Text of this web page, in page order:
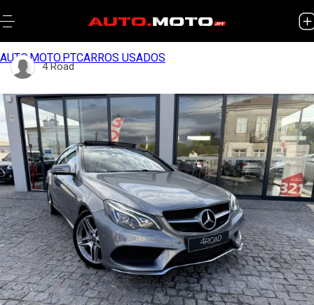
AUTO.MOTO.PTCARROS USADOS
4 Road